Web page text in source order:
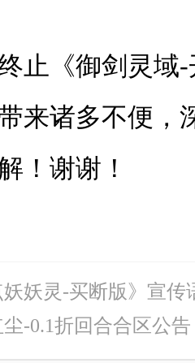
止《御剑灵域
来诸多不便，
！谢谢！
妖妖灵-买断版》宣传
-0.1折回合合区公告